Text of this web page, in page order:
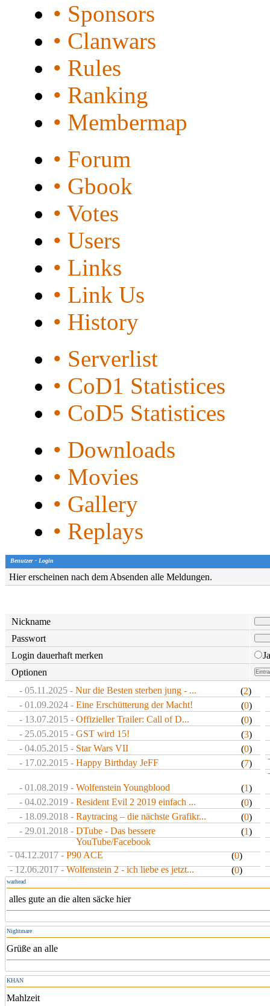
• Sponsors
• Clanwars
• Rules
• Ranking
• Membermap
• Forum
• Gbook
• Votes
• Users
• Links
• Link Us
• History
• Serverlist
• CoD1 Statistices
• CoD5 Statistices
• Downloads
• Movies
• Gallery
• Replays
Benutzer - Login
Hier erscheinen nach dem Absenden alle Meldungen.
Nickname
Passwort
Login dauerhaft merken
Optionen
- 05.11.2025 - Nur die Besten sterben jung - ... (2)
- 01.09.2024 - Eine Erschütterung der Macht! (0)
- 13.07.2015 - Offizieller Trailer: Call of D... (0)
- 25.05.2015 - GST wird 15! (3)
- 04.05.2015 - Star Wars VII (0)
- 17.02.2015 - Happy Birthday JeFF (7)
- 01.08.2019 - Wolfenstein Youngblood (1)
- 04.02.2019 - Resident Evil 2 2019 einfach ... (0)
- 18.09.2018 - Raytracing – die nächste Grafikr... (0)
- 29.01.2018 - DTube - Das bessere
YouTube/Facebook
(1)
- 04.12.2017 - P90 ACE (0)
- 12.06.2017 - Wolfenstein 2 - ich liebe es jetzt... (0)
warhead
alles gute an die alten säcke hier
Nightmare
Grüße an alle
KHAN
Mahlzeit